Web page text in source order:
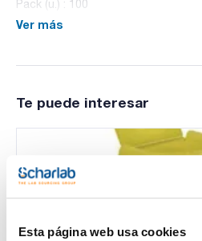
Esta página web usa cookies
Pack (u.) : 100
Jeringa de tres cuerpos, estéril,
Ver más
Te puede interesar